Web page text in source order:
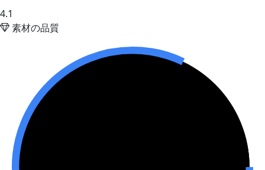
4.1
素材の品質